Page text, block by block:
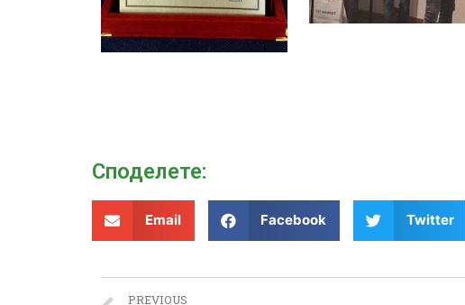
Споделeте:
Email Facebook Twitter
PREVIOUS